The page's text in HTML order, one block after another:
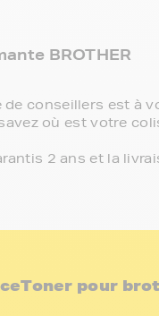
BROTHER
conseillers est à
où est votre
2 ans et la
pour